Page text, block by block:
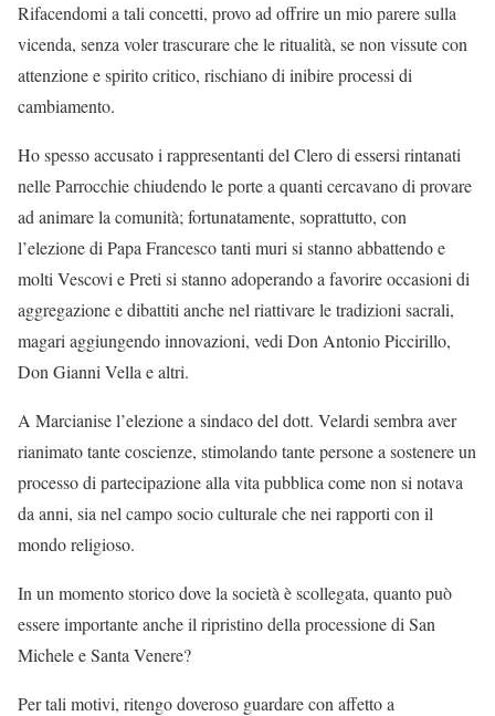
Rifacendomi a tali concetti, provo ad offrire un mio parere sulla
vicenda, senza voler trascurare che le ritualità, se non vissute con
attenzione e spirito critico, rischiano di inibire processi di
cambiamento.
Ho spesso accusato i rappresentanti del Clero di essersi rintanati
nelle Parrocchie chiudendo le porte a quanti cercavano di provare
ad animare la comunità; fortunatamente, soprattutto, con
l’elezione di Papa Francesco tanti muri si stanno abbattendo e
molti Vescovi e Preti si stanno adoperando a favorire occasioni di
aggregazione e dibattiti anche nel riattivare le tradizioni sacrali,
magari aggiungendo innovazioni, vedi Don Antonio Piccirillo,
Don Gianni Vella e altri.
A Marcianise l’elezione a sindaco del dott. Velardi sembra aver
rianimato tante coscienze, stimolando tante persone a sostenere un
processo di partecipazione alla vita pubblica come non si notava
da anni, sia nel campo socio culturale che nei rapporti con il
mondo religioso.
In un momento storico dove la società è scollegata, quanto può
essere importante anche il ripristino della processione di San
Michele e Santa Venere?
Per tali motivi, ritengo doveroso guardare con affetto a